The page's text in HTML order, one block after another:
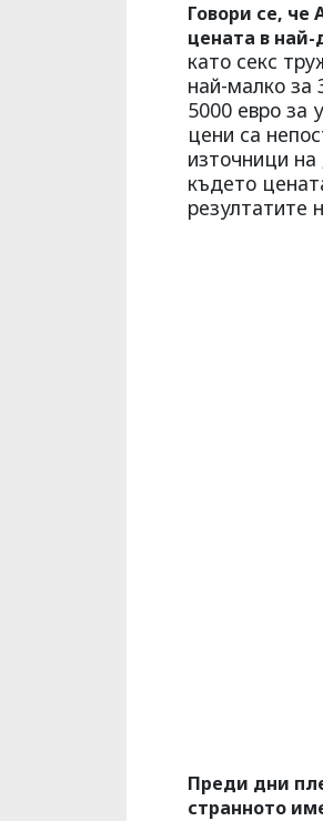
Говори се, че
цената в най-
като секс
най-малко за
5000 евро за
цени са
източници на
където
резултатите
Преди дни
странното